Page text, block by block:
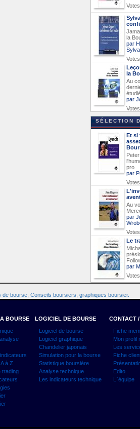
la
par
la
Au
par
SÉLECTION
Et si
pro
par
Au
par
Le
par
bourse, Conseils boursiers, graphiques boursier.
BOURSE
à Z
trading
LOGICIEL DE BOURSE
Logiciel de bourse
Logiciel graphique
Chandelier japonais
Simulation pour la bourse
Statistique boursière
Analyse technique
Les indicateurs technique
CONTACT
Fiche
Mon profil
Les
Fiche
Edito
L`équipe